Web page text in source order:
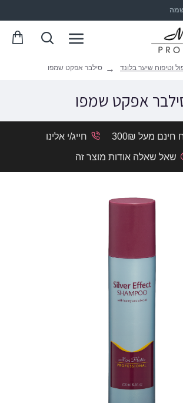
וטיפוח שיער בלונד סילבר אפקט שמפו
אפקט שמפו
מעל 300₪ חייג/י אלינו
שאל שאלה אודות מוצר זה